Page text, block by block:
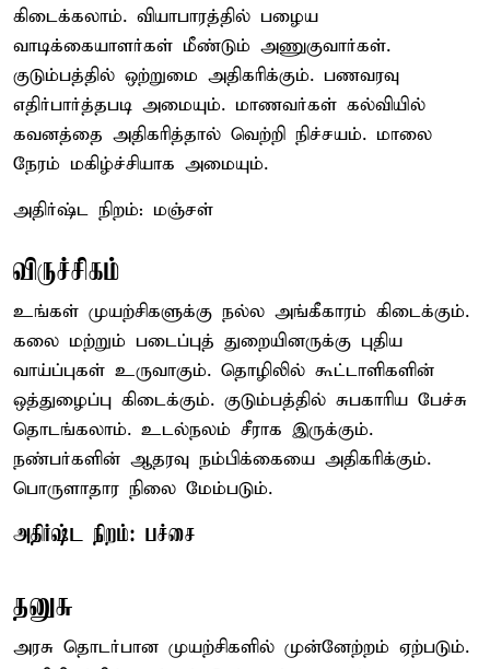
கிடைக்கலாம். வியாபாரத்தில் பழைய
வாடிக்கையாளர்கள் மீண்டும் அணுகுவார்கள்.
குடும்பத்தில் ஒற்றுமை அதிகரிக்கும். பணவரவு
எதிர்பார்த்தபடி அமையும். மாணவர்கள் கல்வியில்
கவனத்தை அதிகரித்தால் வெற்றி நிச்சயம். மாலை
நேரம் மகிழ்ச்சியாக அமையும்.
அதிர்ஷ்ட நிறம்: மஞ்சள்
விருச்சிகம்
உங்கள் முயற்சிகளுக்கு நல்ல அங்கீகாரம் கிடைக்கும்.
கலை மற்றும் படைப்புத் துறையினருக்கு புதிய
வாய்ப்புகள் உருவாகும். தொழிலில் கூட்டாளிகளின்
ஒத்துழைப்பு கிடைக்கும். குடும்பத்தில் சுபகாரிய பேச்சு
தொடங்கலாம். உடல்நலம் சீராக இருக்கும்.
நண்பர்களின் ஆதரவு நம்பிக்கையை அதிகரிக்கும்.
பொருளாதார நிலை மேம்படும்.
அதிர்ஷ்ட நிறம்: பச்சை
தனுசு
அரசு தொடர்பான முயற்சிகளில் முன்னேற்றம் ஏற்படும்.